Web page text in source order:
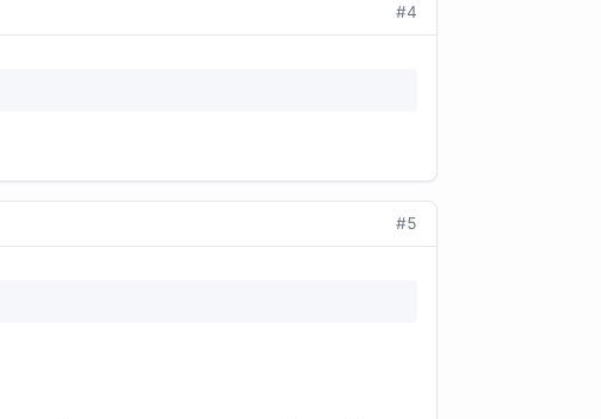
#4
#5